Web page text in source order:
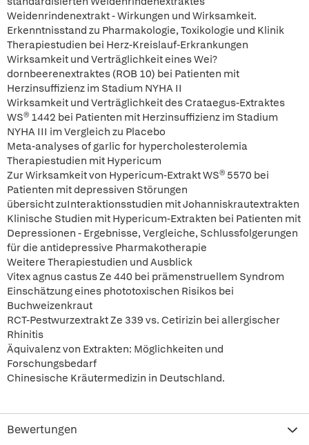
Weidenrindenextrakt - Wirkungen und Wirksamkeit.
Erkenntnisstand zu Pharmakologie, Toxikologie und Klinik
Therapiestudien bei Herz-Kreislauf-Erkrankungen
Wirksamkeit und Verträglichkeit eines Wei?
dornbeerenextraktes (ROB 10) bei Patienten mit
Herzinsuffizienz im Stadium NYHA II
Wirksamkeit und Verträglichkeit des Crataegus-Extraktes
WS® 1442 bei Patienten mit Herzinsuffizienz im Stadium
NYHA III im Vergleich zu Placebo
Meta-analyses of garlic for hypercholesterolemia
Therapiestudien mit Hypericum
Zur Wirksamkeit von Hypericum-Extrakt WS® 5570 bei
Patienten mit depressiven Störungen
übersicht zuInteraktionsstudien mit Johanniskrautextrakten
Klinische Studien mit Hypericum-Extrakten bei Patienten mit
Depressionen - Ergebnisse, Vergleiche, Schlussfolgerungen
für die antidepressive Pharmakotherapie
Weitere Therapiestudien und Ausblick
Vitex agnus castus Ze 440 bei prämenstruellem Syndrom
Einschätzung eines phototoxischen Risikos bei
Buchweizenkraut
RCT-Pestwurzextrakt Ze 339 vs. Cetirizin bei allergischer
Rhinitis
Äquivalenz von Extrakten: Möglichkeiten und
Forschungsbedarf
Chinesische Kräutermedizin in Deutschland.
Bewertungen